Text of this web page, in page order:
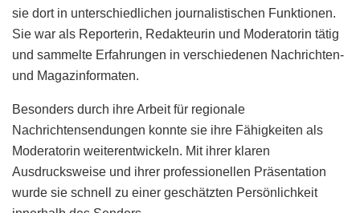
sie dort in unterschiedlichen journalistischen Funktionen.
Sie war als Reporterin, Redakteurin und Moderatorin tätig
und sammelte Erfahrungen in verschiedenen Nachrichten-
und Magazinformaten.
Besonders durch ihre Arbeit für regionale
Nachrichtensendungen konnte sie ihre Fähigkeiten als
Moderatorin weiterentwickeln. Mit ihrer klaren
Ausdrucksweise und ihrer professionellen Präsentation
wurde sie schnell zu einer geschätzten Persönlichkeit